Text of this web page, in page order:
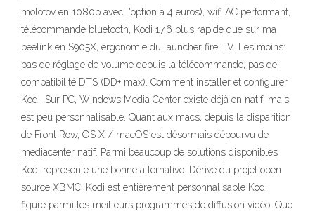
molotov en 1080p avec l'option à 4 euros), wifi AC performant,
télécommande bluetooth, Kodi 17.6 plus rapide que sur ma
beelink en S905X, ergonomie du launcher fire TV. Les moins:
pas de réglage de volume depuis la télécommande, pas de
compatibilité DTS (DD+ max). Comment installer et configurer
Kodi. Sur PC, Windows Media Center existe déjà en natif, mais
est peu personnalisable. Quant aux macs, depuis la disparition
de Front Row, OS X / macOS est désormais dépourvu de
mediacenter natif. Parmi beaucoup de solutions disponibles
Kodi représente une bonne alternative. Dérivé du projet open
source XBMC, Kodi est entièrement personnalisable Kodi
figure parmi les meilleurs programmes de diffusion vidéo. Que